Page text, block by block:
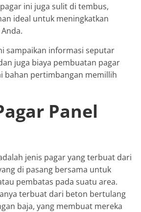
ini juga sulit di tembus,
ideal untuk meningkatkan
sampaikan informasi seputar
juga biaya pembuatan pagar
bahan pertimbangan memillih
Panel
jenis pagar yang terbuat dari
di pasang bersama untuk
pembatas pada suatu area.
terbuat dari beton bertulang
baja, yang membuat mereka